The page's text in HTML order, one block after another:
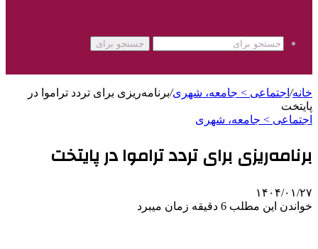
جستجو برای
خانه/ اجتماعی > جامعه، شهری/برنامه‌ریزی برای تردد تراموا در
پایتخت
اجتماعی > جامعه، شهری
برنامه‌ریزی برای تردد تراموا در پایتخت
۱۴۰۴/۰۱/۲۷
خواندن این مطلب 6 دقیقه زمان میبرد